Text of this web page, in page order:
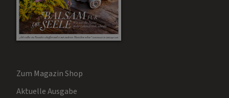
Zum Magazin Shop
Aktuelle Ausgabe